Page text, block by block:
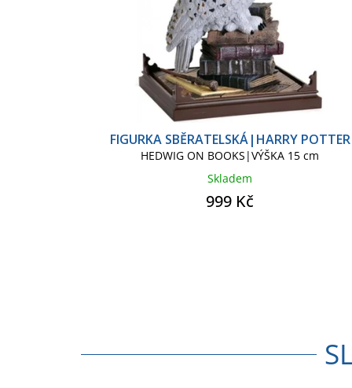
FIGURKA SBĚRATELSKÁ|HARRY POTTER
HEDWIG ON BOOKS|VÝŠKA 15 cm
Skladem
999 Kč